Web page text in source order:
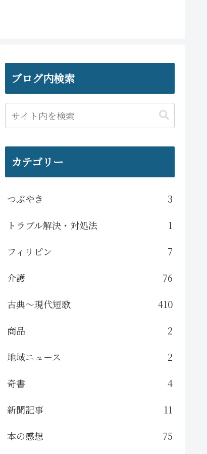
ブログ内検索
カテゴリー
つぶやき
3
トラブル解決・対処法
1
フィリピン
7
介護
76
古典～現代短歌
410
商品
2
地域ニュース
2
奇書
4
新聞記事
11
本の感想
75